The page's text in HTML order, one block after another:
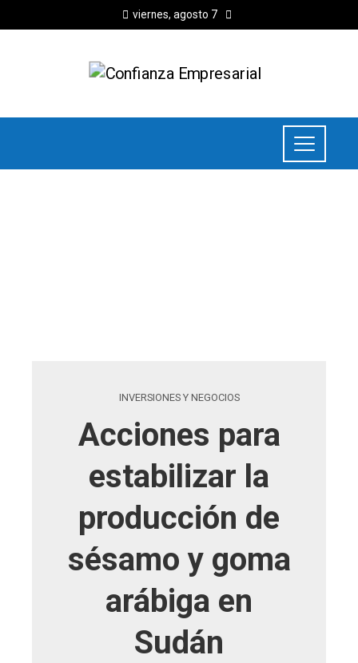
viernes, agosto 7
INVERSIONES Y NEGOCIOS
Acciones para
estabilizar la
producción de
sésamo y goma
arábiga en
Sudán